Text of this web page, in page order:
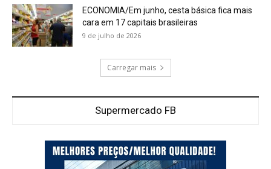
ECONOMIA/Em junho, cesta básica fica mais
cara em 17 capitais brasileiras
9 de julho de 2026
Carregar mais
Supermercado FB